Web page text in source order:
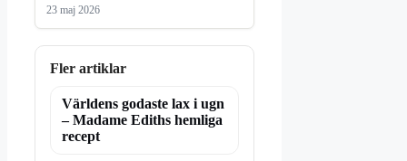
23 maj 2026
Fler artiklar
Världens godaste lax i ugn
– Madame Ediths hemliga
recept